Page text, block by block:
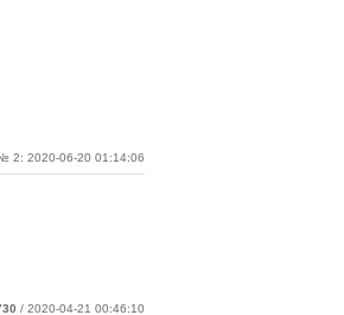
2: 2020-06-20 01:14:06
/ 2020-04-21 00:46:10